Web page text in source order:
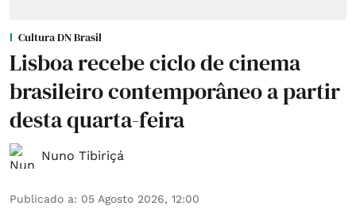
Cultura DN Brasil
Lisboa recebe ciclo de cinema
brasileiro contemporâneo a partir
desta quarta-feira
Nuno Tibiriçá
Publicado a: 05 Agosto 2026, 12:00